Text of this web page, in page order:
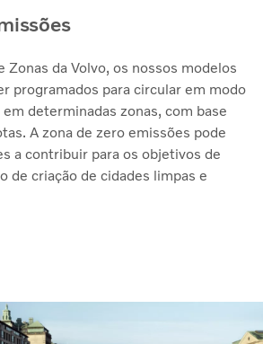
Zonas da Volvo, os nossos modelos
programados para circular em modo
determinadas zonas, com base
A zona de zero emissões pode
a contribuir para os objetivos de
de criação de cidades limpas e